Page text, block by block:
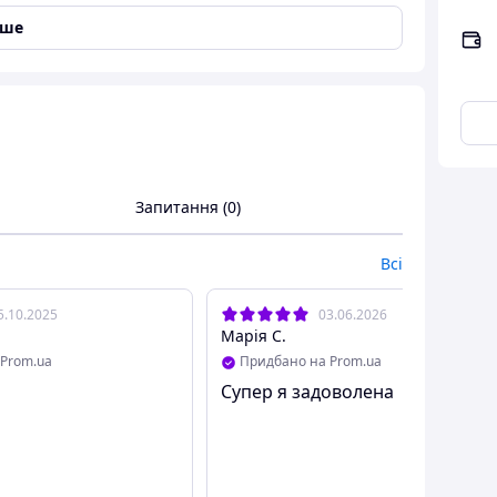
порожнині.
Запитання (0)
Всі
03.06.2026
Марія С.
Придбано на Prom.ua
Супер я задоволена